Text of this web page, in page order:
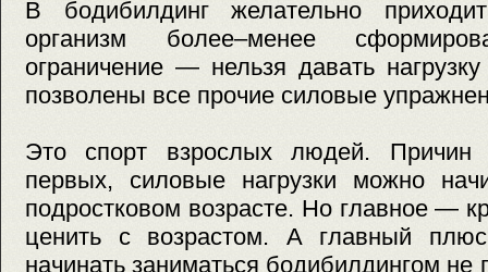
В бодибилдинг желательно
организм более–менее
ограничение — нельзя давать
позволены все прочие силовые
Это спорт взрослых людей. Причин
первых, силовые нагрузки можно
подростковом возрасте. Но главное —
ценить с возрастом. А главный
начинать заниматься бодибилдингом не